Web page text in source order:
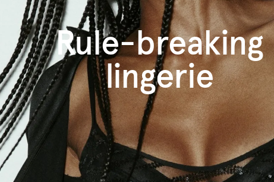
Rule-breaking
lingerie